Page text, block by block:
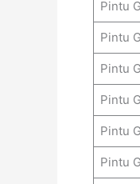
Pintu
Pintu
Pintu
Pintu
Pintu
Pintu